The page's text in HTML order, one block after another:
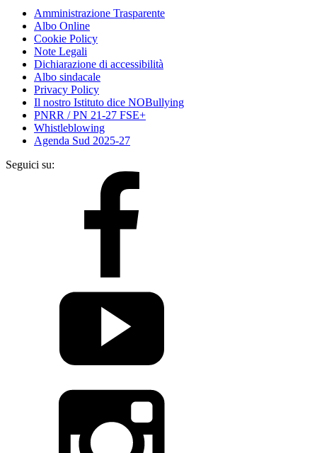
Amministrazione Trasparente
Albo Online
Cookie Policy
Note Legali
Dichiarazione di accessibilità
Albo sindacale
Privacy Policy
Il nostro Istituto dice NOBullying
PNRR / PN 21-27 FSE+
Whistleblowing
Agenda Sud 2025-27
Seguici su: